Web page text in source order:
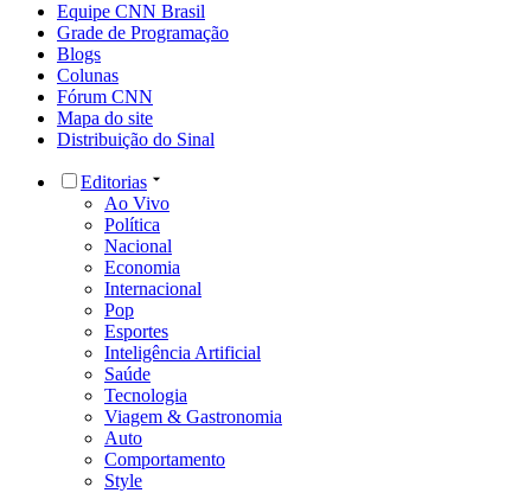
Equipe CNN Brasil
Grade de Programação
Blogs
Colunas
Fórum CNN
Mapa do site
Distribuição do Sinal
Editorias
Ao Vivo
Política
Nacional
Economia
Internacional
Pop
Esportes
Inteligência Artificial
Saúde
Tecnologia
Viagem & Gastronomia
Auto
Comportamento
Style